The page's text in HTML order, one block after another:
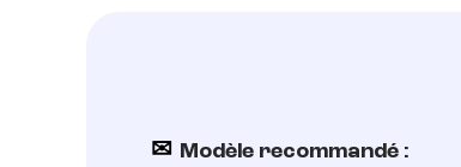
✉ Modèle recommandé :